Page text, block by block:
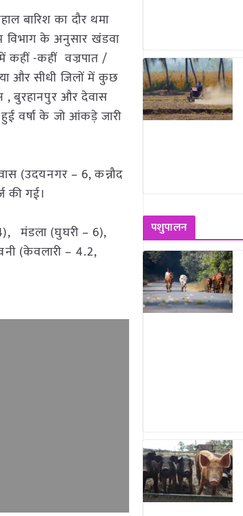
बारिश का दौर थमा
विभाग के अनुसार खंडवा
में कहीं -कहीं वज्रपात /
और सीधी जिलों में कुछ
, बुरहानपुर और देवास
वर्षा के जो आंकड़े जारी
(उदयनगर – 6, कन्नौद
की गई।
मंडला (घुघरी – 6),
(केवलारी – 4.2,
पशुपालन